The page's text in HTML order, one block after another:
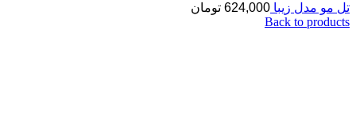
تل مو مدل زیبا 624,000 تومان
Back to products